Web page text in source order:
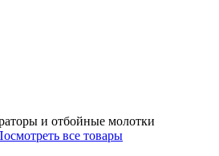
и отбойные молотки
все товары